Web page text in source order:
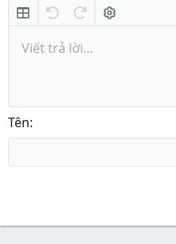
Xóa định dạng
In đậmIn nghiêngGạch chân
Insert table
Quay lạiLàm lại
Viết trả lời...
Tên